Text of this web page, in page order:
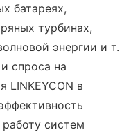
батареях,
турбинах,
энергии и т.
спроса на
LINKEYCON в
систем